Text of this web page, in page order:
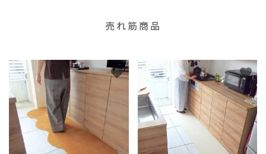
売れ筋商品
favorite favorite